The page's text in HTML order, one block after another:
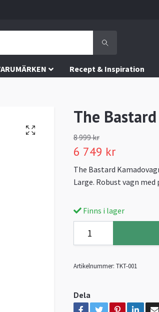
Recept & Inspiration
The
8 999 kr
6 749 kr
The Bastard
Large. Robust vagn
Finns i lager
Artikelnummer: TKT-001
Dela